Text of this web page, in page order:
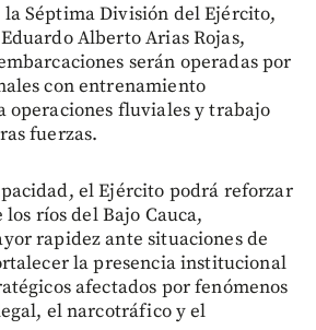
Séptima División del Ejército,
Alberto Arias Rojas,
serán operadas por
con entrenamiento
operaciones fluviales y trabajo
fuerzas.
el Ejército podrá reforzar
ríos del Bajo Cauca,
rapidez ante situaciones de
la presencia institucional
afectados por fenómenos
el narcotráfico y el